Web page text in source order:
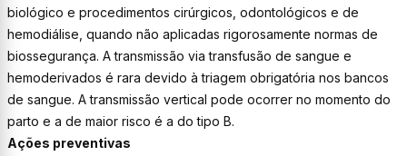
biológico e procedimentos cirúrgicos, odontológicos e de
hemodiálise, quando não aplicadas rigorosamente normas de
biossegurança. A transmissão via transfusão de sangue e
hemoderivados é rara devido à triagem obrigatória nos bancos
de sangue. A transmissão vertical pode ocorrer no momento do
parto e a de maior risco é a do tipo B.
Ações preventivas